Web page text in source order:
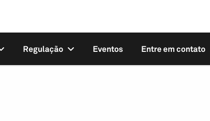
Regulação Eventos Entre em contato